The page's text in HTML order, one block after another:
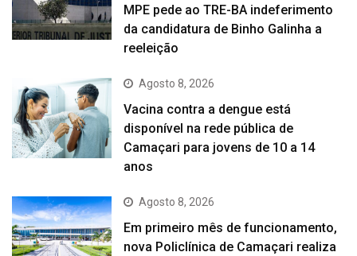
MPE pede ao TRE-BA indeferimento
da candidatura de Binho Galinha a
reeleição
Agosto 8, 2026
Vacina contra a dengue está
disponível na rede pública de
Camaçari para jovens de 10 a 14
anos
Agosto 8, 2026
Em primeiro mês de funcionamento,
nova Policlínica de Camaçari realiza